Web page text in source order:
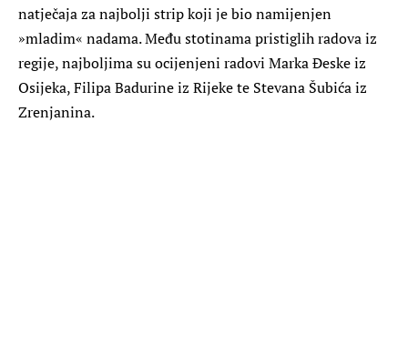
natječaja za najbolji strip koji je bio namijenjen
»mladim« nadama. Među stotinama pristiglih radova iz
regije, najboljima su ocijenjeni radovi Marka Đeske iz
Osijeka, Filipa Badurine iz Rijeke te Stevana Šubića iz
Zrenjanina.